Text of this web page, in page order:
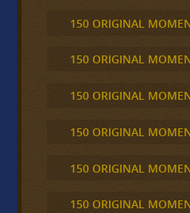
150 ORIGINAL
150 ORIGINAL
150 ORIGINAL
150 ORIGINAL
150 ORIGINAL
150 ORIGINAL